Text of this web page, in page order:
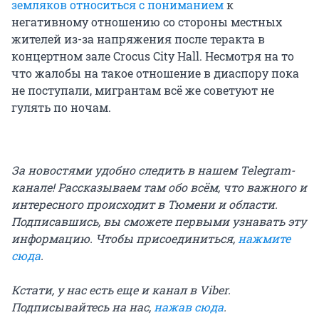
земляков относиться с пониманиемк
негативному отношению со стороны местных
жителей из-за напряжения после теракта в
концертном зале Crocus City Hall. Несмотря на то
что жалобы на такое отношение в диаспору пока
не поступали, мигрантам всё же советуют не
гулять по ночам.
За новостями удобно следить в нашем Telegram-
канале! Рассказываем там обо всём, что важного и
интересного происходит в Тюмени и области.
Подписавшись, вы сможете первыми узнавать эту
информацию. Чтобы присоединиться, нажмите
сюда.
Кстати, у нас есть еще и канал в Viber.
Подписывайтесь на нас, нажав сюда.